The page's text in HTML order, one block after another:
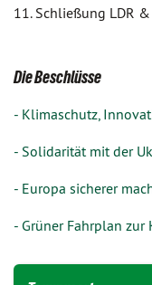
Schließung LDR
Die Beschlüsse
- Klimaschutz,
- Solidarität mit der
- Europa sicherer
- Grüner Fahrplan